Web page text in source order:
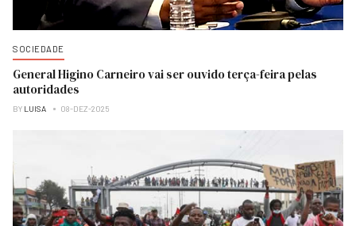
SOCIEDADE
General Higino Carneiro vai ser ouvido terça-feira pelas
autoridades
BY LUISA 08-DEZ-2025